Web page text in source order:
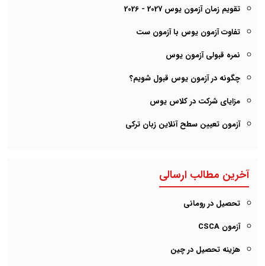
تقویم زمان آزمون یوس 2027 - 2026
تفاوت آزمون یوس با آزمون ست
نمره قبولی آزمون یوس
چگونه در آزمون یوس قبول شویم؟
مزایای شرکت در کلاس یوس
آزمون تعیین سطح آنلاین زبان ترکی
آخرین مطالب ارسالی
تحصیل در رومانی
آزمون CSCA
هزینه تحصیل در چین